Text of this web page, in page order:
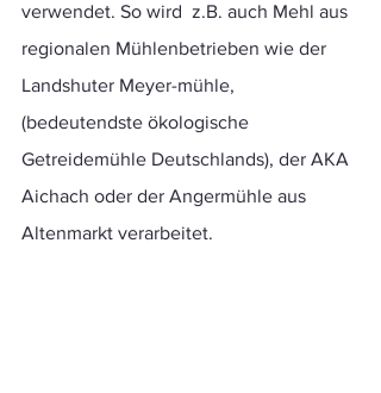
verwendet. So wird  z.B. auch Mehl aus
regionalen Mühlenbetrieben wie der
Landshuter Meyer-mühle,
(bedeutendste ökologische
Getreidemühle Deutschlands), der AKA
Aichach oder der Angermühle aus
Altenmarkt verarbeitet.